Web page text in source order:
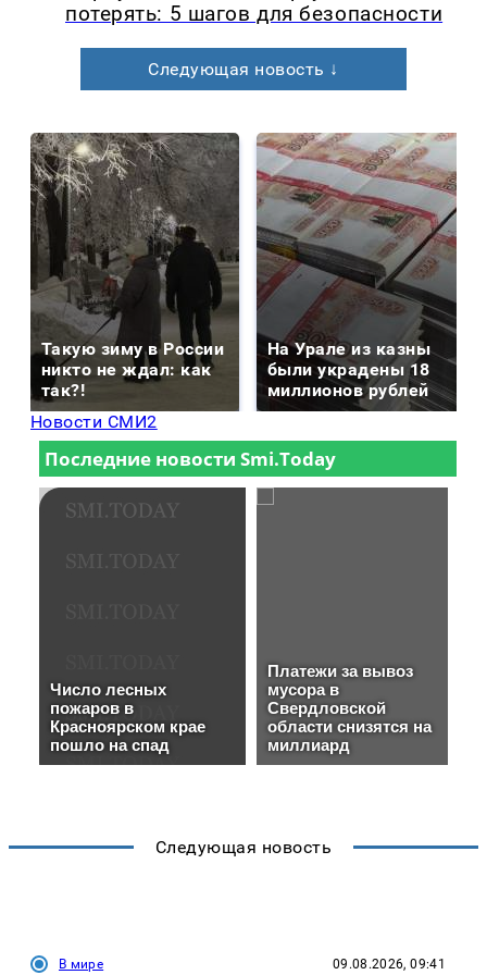
потерять: 5 шагов для безопасности
Следующая новость ↓
Такую зиму в России
никто не ждал: как
так?!
На Урале из казны
были украдены 18
миллионов рублей
Новости СМИ2
Следующая новость
В мире 09.08.2026, 09:41